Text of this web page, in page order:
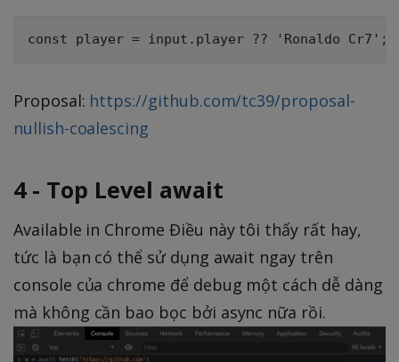
Proposal: https://github.com/tc39/proposal-
nullish-coalescing
4 - Top Level await
Available in Chrome Điều này tôi thấy rất hay,
tức là bạn có thể sử dụng await ngay trên
console của chrome để debug một cách dễ dàng
mà không cần bao bọc bởi async nữa rồi.